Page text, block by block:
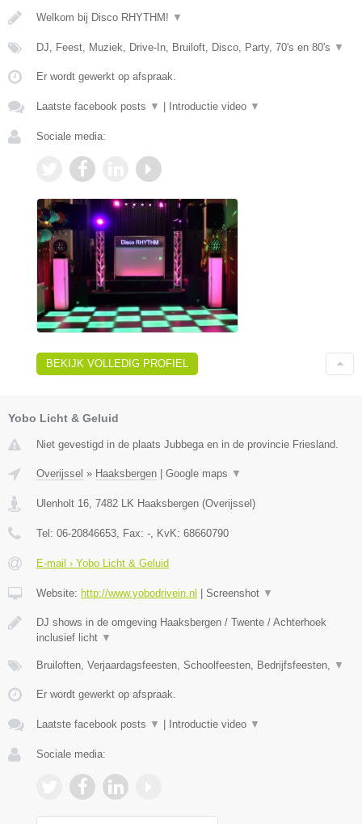
Welkom bij Disco RHYTHM! ▼
DJ, Feest, Muziek, Drive-In, Bruiloft, Disco, Party, 70's en 80's ▼
Er wordt gewerkt op afspraak.
Laatste facebook posts ▼ Introductie video ▼
Sociale media:
BEKIJK VOLLEDIG PROFIEL
Yobo Licht & Geluid
Niet gevestigd in de plaats Jubbega en in de provincie Friesland.
Overijssel » Haaksbergen | Google maps ▼
Ulenholt 16 7482 LK Haaksbergen (Overijssel)
Tel: 06-20846653 , Fax: - , KvK: 68660790
E-mail › Yobo Licht & Geluid
Website: http://www.yobodrivein.nl | Screenshot ▼
DJ shows in de omgeving Haaksbergen / Twente / Achterhoek
inclusief licht ▼
Bruiloften, Verjaardagsfeesten, Schoolfeesten, Bedrijfsfeesten, ▼
Er wordt gewerkt op afspraak.
Laatste facebook posts ▼ | Introductie video ▼
Sociale media: